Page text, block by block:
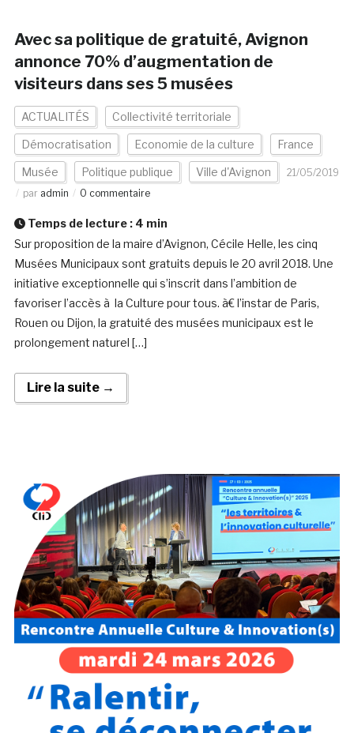
Avec sa politique de gratuité, Avignon
annonce 70% d’augmentation de
visiteurs dans ses 5 musées
ACTUALITÉS Collectivité territoriale
Démocratisation Economie de la culture France
Musée Politique publique Ville d'Avignon
21/05/2019
par admin 0 commentaire
Temps de lecture : 4 min
Sur proposition de la maire d’Avignon, Cécile Helle, les cinq
Musées Municipaux sont gratuits depuis le 20 avril 2018. Une
initiative exceptionnelle qui s’inscrit dans l’ambition de
favoriser l’accès à la Culture pour tous. à€ l’instar de Paris,
Rouen ou Dijon, la gratuité des musées municipaux est le
prolongement naturel […]
Lire la suite →